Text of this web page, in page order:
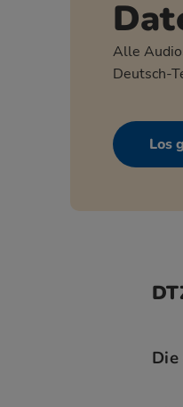
Alle
Deutsch-
Los